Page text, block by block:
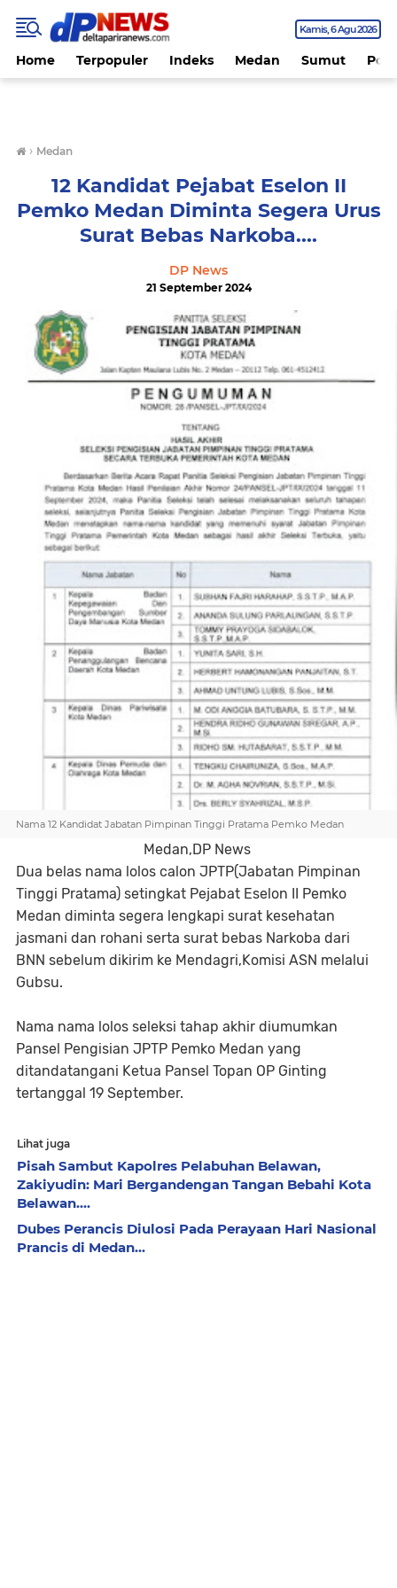
Kamis 6 Agu 2026
Home Terpopuler Indeks Medan Sumut
› Medan
12 Kandidat Pejabat Eselon II
Pemko Medan Diminta Segera Urus
Surat Bebas Narkoba....
DP News
21 September 2024
Nama 12 Kandidat Jabatan Pimpinan Tinggi Pratama Pemko Medan
Medan,DP News
Dua belas nama lolos calon JPTP(Jabatan Pimpinan
Tinggi Pratama) setingkat Pejabat Eselon II Pemko
Medan diminta segera lengkapi surat kesehatan
jasmani dan rohani serta surat bebas Narkoba dari
BNN sebelum dikirim ke Mendagri,Komisi ASN melalui
Gubsu.
Nama nama lolos seleksi tahap akhir diumumkan
Pansel Pengisian JPTP Pemko Medan yang
ditandatangani Ketua Pansel Topan OP Ginting
tertanggal 19 September.
Lihat juga
Pisah Sambut Kapolres Pelabuhan Belawan,
Zakiyudin: Mari Bergandengan Tangan Bebahi Kota
Belawan....
Dubes Perancis Diulosi Pada Perayaan Hari Nasional
Prancis di Medan...